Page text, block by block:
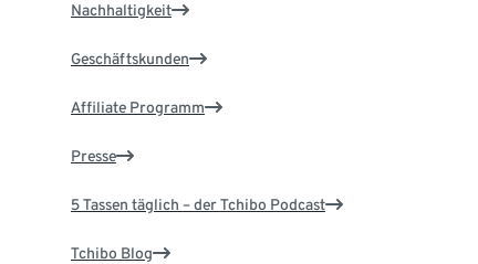
Nachhaltigkeit
Geschäftskunden
Affiliate Programm
Presse
5 Tassen täglich – der Tchibo Podcast
Tchibo Blog